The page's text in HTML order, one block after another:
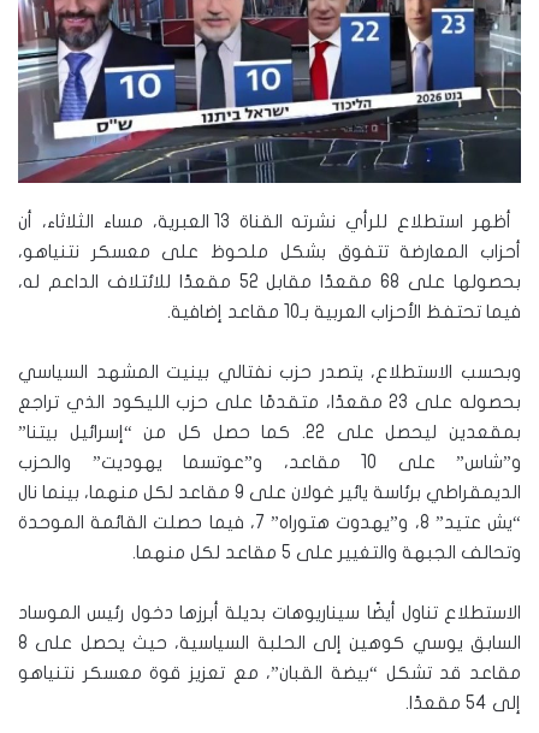
أظهر استطلاع للرأي نشرته القناة 13 العبرية، مساء الثلاثاء، أن
أحزاب المعارضة تتفوق بشكل ملحوظ على معسكر نتنياهو،
بحصولها على 68 مقعدًا مقابل 52 مقعدًا للائتلاف الداعم له،
فيما تحتفظ الأحزاب العربية بـ10 مقاعد إضافية.
وبحسب الاستطلاع، يتصدر حزب نفتالي بينيت المشهد السياسي
بحصوله على 23 مقعدًا، متقدمًا على حزب الليكود الذي تراجع
بمقعدين ليحصل على 22. كما حصل كل من “إسرائيل بيتنا”
و”شاس” على 10 مقاعد، و”عوتسما يهوديت” والحزب
الديمقراطي برئاسة يائير غولان على 9 مقاعد لكل منهما، بينما نال
“يش عتيد” 8، و”يهدوت هتوراه” 7، فيما حصلت القائمة الموحدة
وتحالف الجبهة والتغيير على 5 مقاعد لكل منهما.
الاستطلاع تناول أيضًا سيناريوهات بديلة أبرزها دخول رئيس الموساد
السابق يوسي كوهين إلى الحلبة السياسية، حيث يحصل على 8
مقاعد قد تشكل “بيضة القبان”، مع تعزيز قوة معسكر نتنياهو
إلى 54 مقعدًا.